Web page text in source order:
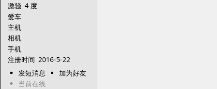
激骚 4 度
爱车
主机
相机
手机
注册时间 2016-5-22
发短消息
加为好友
当前在线